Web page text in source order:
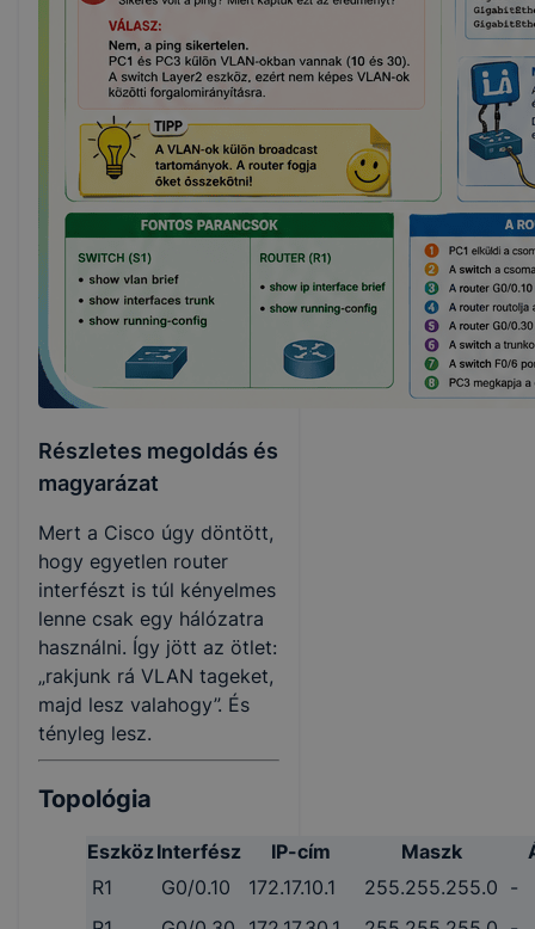
Részletes megoldás és
magyarázat
Mert a Cisco úgy döntött,
hogy egyetlen router
interfészt is túl kényelmes
lenne csak egy hálózatra
használni. Így jött az ötlet:
„rakjunk rá VLAN tageket,
majd lesz valahogy”. És
tényleg lesz.
Topológia
EszközInterfész IP-cím Maszk
R1
G0/0.10 172.17.10.1 255.255.255.0 -